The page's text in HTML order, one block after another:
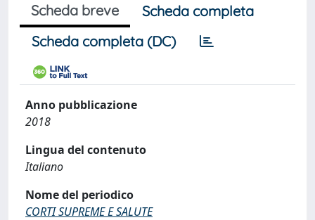
Scheda breve
Scheda completa
Scheda completa (DC)
Anno pubblicazione
2018
Lingua del contenuto
Italiano
Nome del periodico
CORTI SUPREME E SALUTE